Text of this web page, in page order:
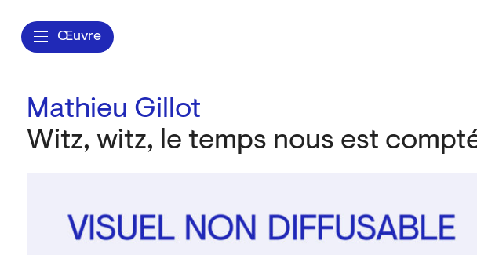
Œuvre
Mathieu Gillot
Witz, witz, le temps nous est